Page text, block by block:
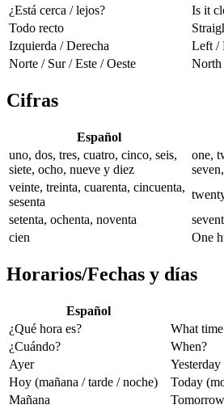
¿Está cerca / lejos?
Is it
Todo recto
Izquierda / Derecha
Left /
Norte / Sur / Este / Oeste
North
Cifras
Español
uno, dos, tres, cuatro, cinco, seis,
siete, ocho, nueve y diez
one,
veinte, treinta, cuarenta, cincuenta,
sesenta
setenta, ochenta, noventa
cien
One
Horarios/Fechas y días
Español
¿Qué hora es?
What
¿Cuándo?
When?
Ayer
Yesterday
Hoy (mañana / tarde / noche)
Today
Mañana
Tomorrow